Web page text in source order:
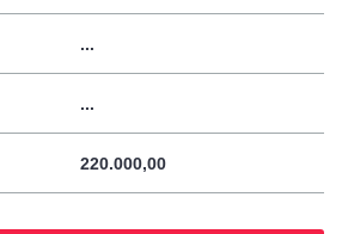
...
...
220.000,00